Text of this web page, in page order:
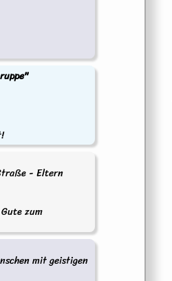
- Eltern
zum
mit geistigen